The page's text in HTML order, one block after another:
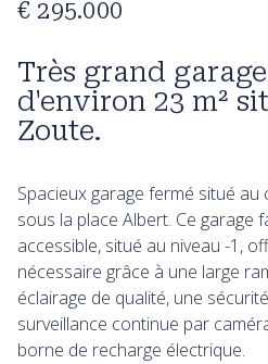
Très grand garage
d'environ 23 m²
Zoute.
€ 295.000
Spacieux garage fermé situé
sous la place Albert. Ce garage
accessible, situé au niveau -1,
nécessaire grâce à une large
éclairage de qualité, une
surveillance continue par
borne de recharge électrique.